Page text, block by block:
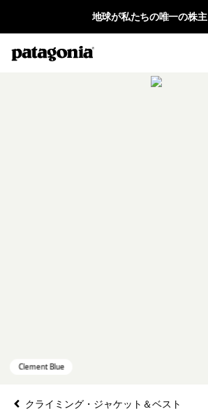
地球が私たちの唯一の株主
クライミング・ジャケット＆ベスト